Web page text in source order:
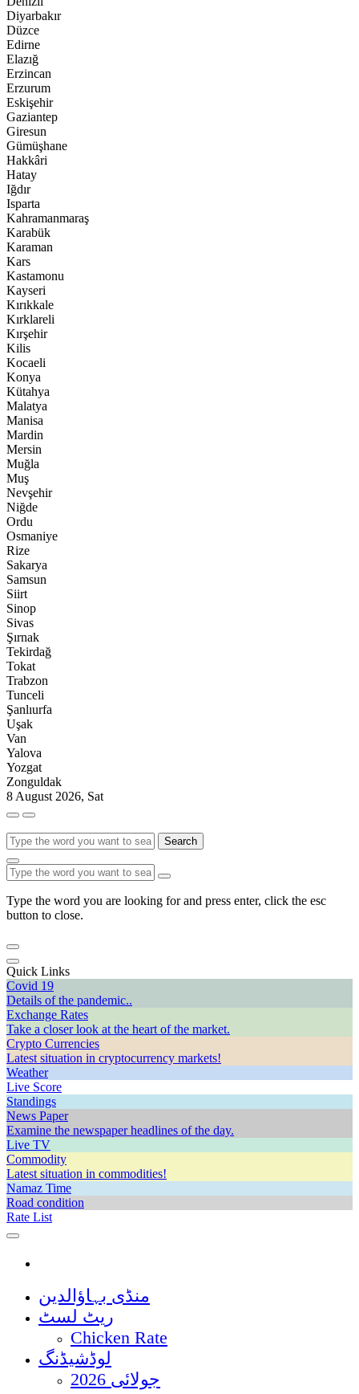
Diyarbakır
Düzce
Edirne
Elazığ
Erzincan
Erzurum
Eskişehir
Gaziantep
Giresun
Gümüşhane
Hakkâri
Hatay
Iğdır
Isparta
Kahramanmaraş
Karabük
Karaman
Kars
Kastamonu
Kayseri
Kırıkkale
Kırklareli
Kırşehir
Kilis
Kocaeli
Konya
Kütahya
Malatya
Manisa
Mardin
Mersin
Muğla
Muş
Nevşehir
Niğde
Ordu
Osmaniye
Rize
Sakarya
Samsun
Siirt
Sinop
Sivas
Şırnak
Tekirdağ
Tokat
Trabzon
Tunceli
Şanlıurfa
Uşak
Van
Yalova
Yozgat
Zonguldak
8 August 2026, Sat
Search
Type the word you are looking for and press enter, click the esc
button to close.
Quick Links
Covid 19
Details of the pandemic..
Exchange Rates
Take a closer look at the heart of the market.
Crypto Currencies
Latest situation in cryptocurrency markets!
Weather
Live Score
Standings
News Paper
Examine the newspaper headlines of the day.
Live TV
Commodity
Latest situation in commodities!
Namaz Time
Road condition
Rate List
منڈی بہاؤالدین
ریٹ لسٹ
Chicken Rate
لوڈشیڈنگ
جولائی 2026